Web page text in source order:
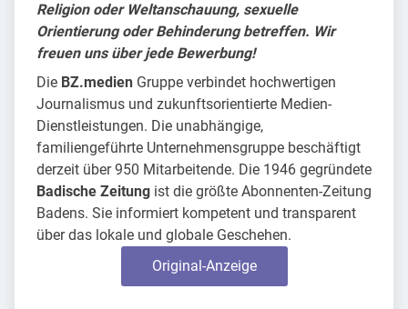
Religion oder Weltanschauung, sexuelle
Orientierung oder Behinderung betreffen. Wir
freuen uns über jede Bewerbung!
Die BZ.medien Gruppe verbindet hochwertigen
Journalismus und zukunftsorientierte Medien-
Dienstleistungen. Die unabhängige,
familiengeführte Unternehmensgruppe beschäftigt
derzeit über 950 Mitarbeitende. Die 1946 gegründete
Badische Zeitung ist die größte Abonnenten-Zeitung
Badens. Sie informiert kompetent und transparent
über das lokale und globale Geschehen.
Original-Anzeige